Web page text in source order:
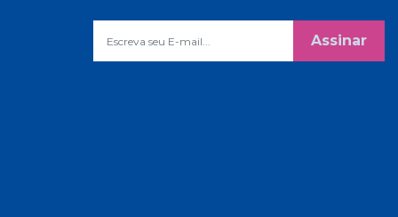
Assinar